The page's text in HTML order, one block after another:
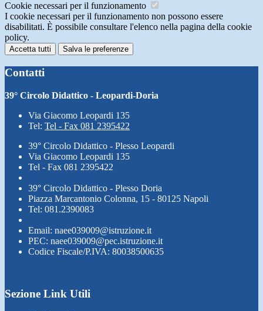
Cookie necessari per il funzionamento
I cookie necessari per il funzionamento non possono essere
disabilitati. È possibile consultare l'elenco nella pagina della cookie
policy.
Accetta tutti Salva le preferenze
Contatti
39° Circolo Didattico - Leopardi-Doria
Via Giacomo Leopardi 135
Tel: Tel - Fax 081 2395422
39° Circolo Didattico - Plesso Leopardi
Via Giacomo Leopardi 135
Tel - Fax 081 2395422
39° Circolo Didattico - Plesso Doria
Piazza Marcantonio Colonna, 15 - 80125 Napoli
Tel: 081.2390083
Email: naee039009@istruzione.it
PEC: naee039009@pec.istruzione.it
Codice Fiscale/P.IVA: 80038500635
Sezione Link Utili